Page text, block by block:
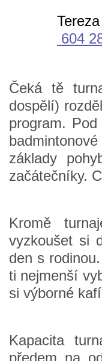
604
Čeká tě
dospělí)
program.
základy
začátečníky.
Kromě
vyzkoušet si
den s
ti nejmenší
si výborné
Kapacita
předem na